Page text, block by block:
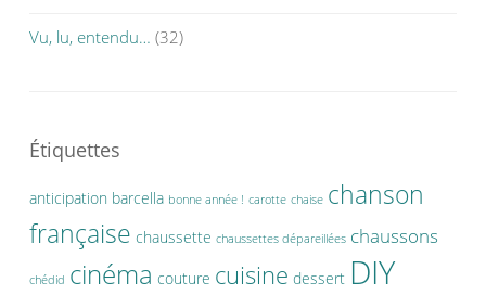
Vu, lu, entendu… (32)
Étiquettes
anticipation barcella bonne année ! carotte chaise chanson
française chaussette chaussettes dépareillées chaussons
chédid cinéma couture cuisine dessert DIY